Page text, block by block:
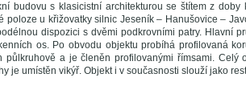
budovu s klasicistní architekturou se štítem z doby
poloze u křižovatky silnic Jeseník – Hanušovice –
dispozici s dvěmi podkrovními patry. Hlavní
os. Po obvodu objektu probíhá profilovaná
půlkruhově a je členěn profilovanými římsami. Celý
je umístěn vikýř. Objekt i v současnosti slouží jako